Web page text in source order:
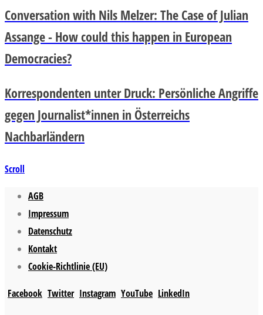
Conversation with Nils Melzer: The Case of Julian
Assange - How could this happen in European
Democracies?
Korrespondenten unter Druck: Persönliche Angriffe
gegen Journalist*innen in Österreichs
Nachbarländern
Scroll
AGB
Impressum
Datenschutz
Kontakt
Cookie-Richtlinie (EU)
Facebook Twitter Instagram YouTube LinkedIn